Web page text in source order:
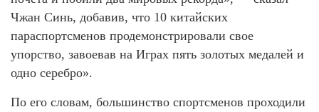
Чжан Синь, добавив, что 10 китайских
параспортсменов продемонстрировали свое
упорство, завоевав на Играх пять золотых медалей и
одно серебро».
По его словам, большинство спортсменов проходили